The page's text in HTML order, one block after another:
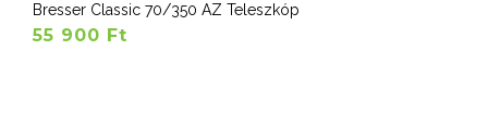
Bresser Classic 70/350 AZ Teleszkóp
55 900 Ft